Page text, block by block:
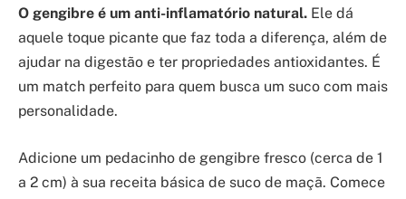
O gengibre é um anti-inflamatório natural. Ele dá
aquele toque picante que faz toda a diferença, além de
ajudar na digestão e ter propriedades antioxidantes. É
um match perfeito para quem busca um suco com mais
personalidade.
Adicione um pedacinho de gengibre fresco (cerca de 1
a 2 cm) à sua receita básica de suco de maçã. Comece